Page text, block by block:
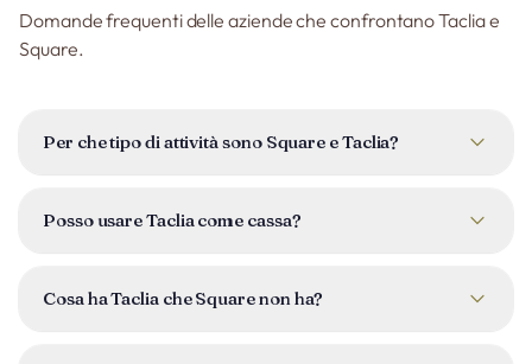
Domande frequenti delle aziende che confrontano Taclia e
Square.
Per che tipo di attività sono Square e Taclia?
persona. Taclia è per le attività che vogliono anche gestire
Posso usare Taclia come cassa?
persona, gestire la cassa e stampare scontrini, oltre a tutta
Cosa ha Taclia che Square non ha?